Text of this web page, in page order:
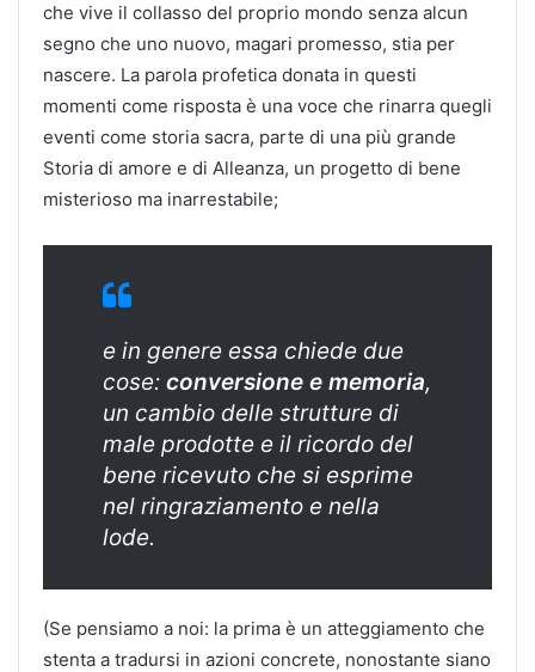
che vive il collasso del proprio mondo senza alcun
segno che uno nuovo, magari promesso, stia per
nascere. La parola profetica donata in questi
momenti come risposta è una voce che rinarra quegli
eventi come storia sacra, parte di una più grande
Storia di amore e di Alleanza, un progetto di bene
misterioso ma inarrestabile;
e in genere essa chiede due
cose: conversione e memoria,
un cambio delle strutture di
male prodotte e il ricordo del
bene ricevuto che si esprime
nel ringraziamento e nella
lode.
(Se pensiamo a noi: la prima è un atteggiamento che
stenta a tradursi in azioni concrete, nonostante siano